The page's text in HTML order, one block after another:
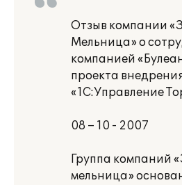
Отзыв компании
Мельница» о
компанией
проекта
«1С:Управление
08 – 10 - 2007
Группа компаний
мельница»